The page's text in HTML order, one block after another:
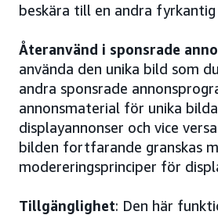
beskära till en andra
Återanvänd i sponsrade
använda den unika bild som
andra sponsrade
annonsmaterial för unika
displayannonser och vice
bilden fortfarande granskas
modereringsprinciper för
Tillgänglighet: Den här